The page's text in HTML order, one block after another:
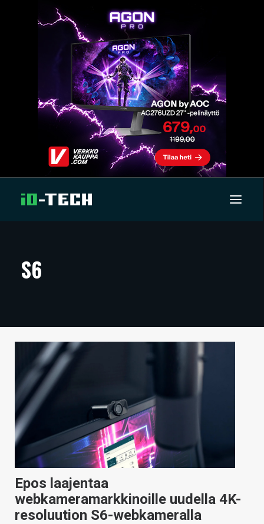
ARTIKKELIT
TECHBBS
TIETOA
HINTA.FI
KAUPPA
VAIHDA TEEMA
HAKU
S6
Epos laajentaa
webkameramarkkinoille uudella 4K-
resoluution S6-webkameralla